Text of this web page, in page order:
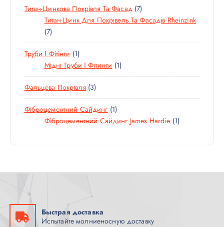
Р
В
А
О
В
Р
Титан-Цинкова Покрівля Та Фасад 77
Т
В
І
Титан-Цинк Для Покрівель Та Фасадів Rheinzink
77
Т
О
В
А
Р
І
В
Труби І Фітінги 11
Т
О
В
А
Р
Мідні Труби І Фітинги 11
Т
В
Р
Фальцева Покрівля 33
Т
О
В
Р
Фіброцементний Сайдинг 11
Т
В
Фіброцементний Сайдинг James Hardie 11
О
Быстрая доставка
Испытайте молниеносную доставку